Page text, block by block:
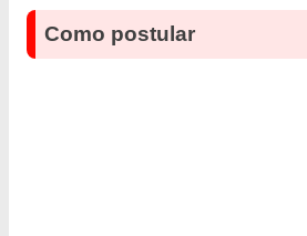
Como postular